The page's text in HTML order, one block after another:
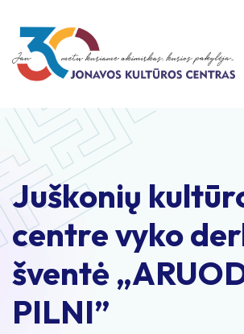
Juškonių
centre vyko
šventė
PILNI”